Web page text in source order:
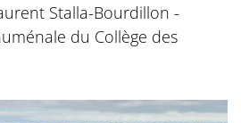
Stalla-Bourdillon -
du Collège des